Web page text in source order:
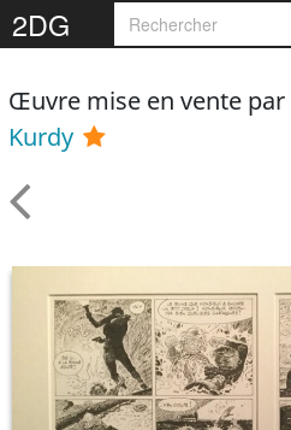
2DG
Œuvre mise en vente par
Kurdy